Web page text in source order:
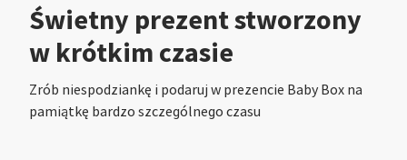
Świetny prezent stworzony
w krótkim czasie
Zrób niespodziankę i podaruj w prezencie Baby Box na
pamiątkę bardzo szczególnego czasu